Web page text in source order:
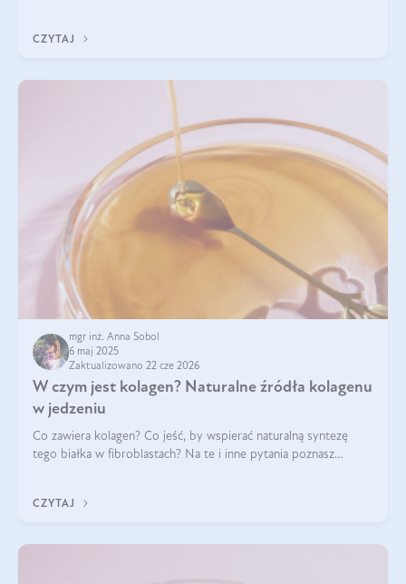
CZYTAJ
mgr inż. Anna Sobol
6 maj 2025
Zaktualizowano 22 cze 2026
W czym jest kolagen? Naturalne źródła kolagenu
w jedzeniu
Co zawiera kolagen? Co jeść, by wspierać naturalną syntezę
tego białka w fibroblastach? Na te i inne pytania poznasz
CZYTAJ